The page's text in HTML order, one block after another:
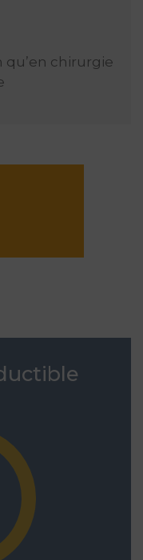
chirurgie